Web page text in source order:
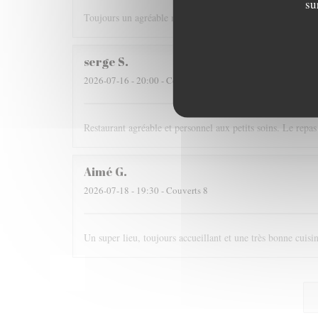
Toujours un agréable moment ! Le rapport qualité / prix
serge S
2026-07-16 - 20:00 - Couverts 2
Restaurant agréable et personnel aux petits soins. Le
Aimé G
2026-07-18 - 19:30 - Couverts 8
Un super lieu, toujours accueillant et une très bonne